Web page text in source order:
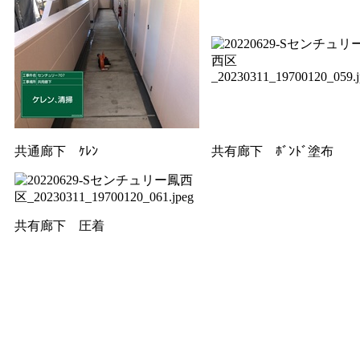
共通廊下 ｹﾚﾝ 共有廊下 ﾎﾞﾝﾄﾞ塗布
共有廊下 圧着